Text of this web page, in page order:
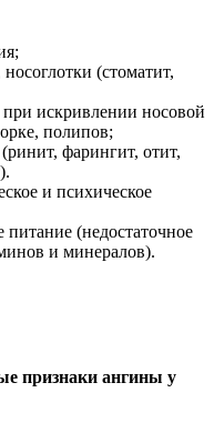
(стоматит,
искривлении носовой
полипов;
фарингит, отит,
и психическое
питание (недостаточное
и минералов).
признаки ангины у